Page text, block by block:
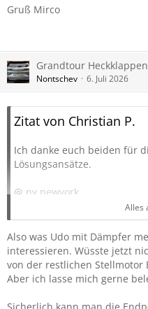
Gruß Mirco
Grandtour
Nontschev 6. Juli 2026
Zitat von Christian P.
Ich danke euch beiden für
Lösungsansätze.
@ ny.newyork
Beide Seiten werden mit
weil Kabel abgehen
)
Oder ist im beiden der
@ Nontschev
vorübergehend reichen?
Alles
Also was Udo mit Dämpfer
interessieren. Wüsste jetzt
von der restlichen Stellmotor
Aber ich lasse mich gerne